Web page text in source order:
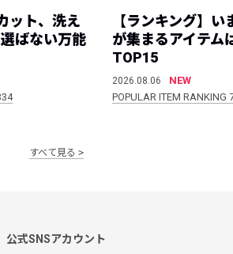
ット、洗え
ばない万能
【ランキング】
が集まるアイテム
TOP15
2026.08.06
NEW
POPULAR ITEM
すべて見る
公式SNSアカウント